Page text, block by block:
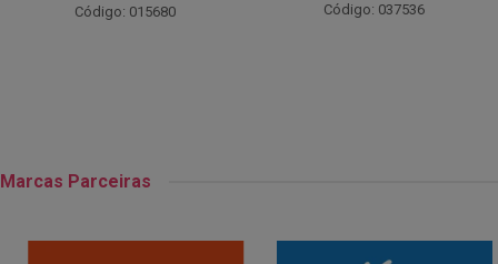
Código: 037536 Código: 001124
Marcas Parceiras